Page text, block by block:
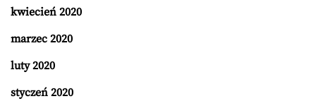
kwiecień 2020
marzec 2020
luty 2020
styczeń 2020